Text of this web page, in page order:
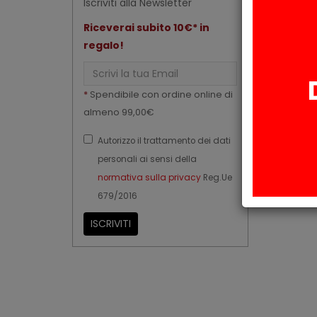
Iscriviti alla Newsletter
Riceverai subito 10€* in
regalo!
Email
* Spendibile con ordine online di
almeno 99,00€
Autorizzo il trattamento dei dati
personali ai sensi della
normativa sulla privacy Reg.Ue
679/2016
ISCRIVITI